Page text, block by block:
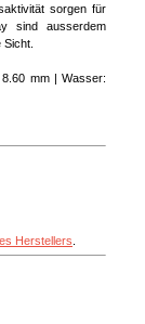
sorgen für
sind ausserdem
mm | Wasser:
Herstellers